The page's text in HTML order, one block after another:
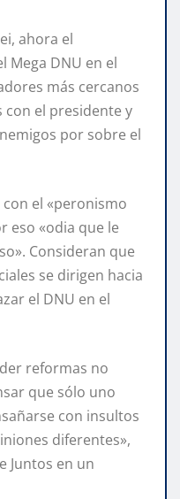
ahora el
Mega DNU en el
más cercanos
el presidente y
por sobre el
con el «peronismo
eso «odia que le
Consideran que
se dirigen hacia
el DNU en el
reformas no
que sólo uno
con insultos
diferentes»,
Juntos en un